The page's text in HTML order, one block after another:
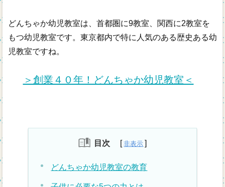
どんちゃか幼児教室は、首都圏に9教室、関西に2教室を
もつ幼児教室です。東京都内で特に人気のある歴史ある幼
児教室ですね。
＞創業４０年！どんちゃか幼児教室＜
目次
どんちゃか幼児教室の教育